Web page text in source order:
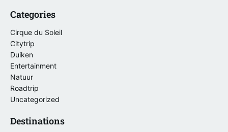
Categories
Cirque du Soleil
Citytrip
Duiken
Entertainment
Natuur
Roadtrip
Uncategorized
Destinations